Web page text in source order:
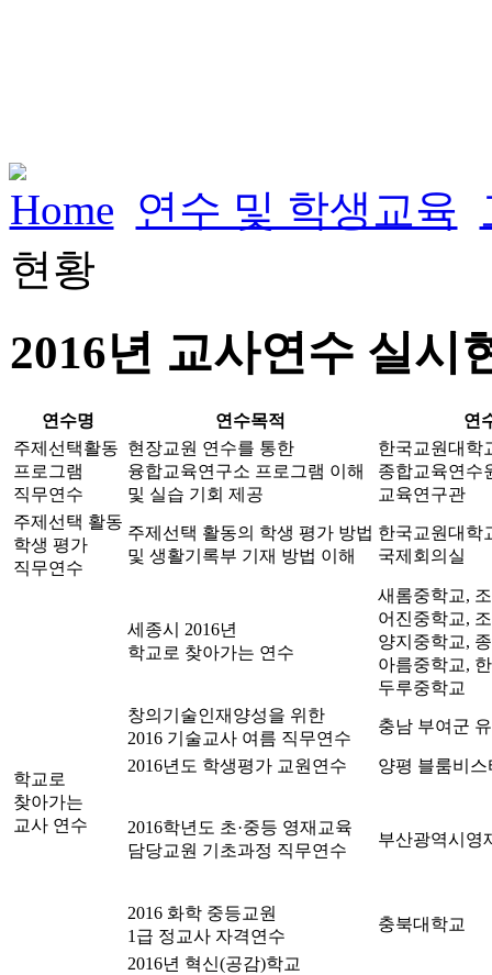
Home 연수 및 학생교육
현황
2016년 교사연수 실시
연수명 연수목적
연
주제선택활동
프로그램
직무연수
현장교원 연수를 통한
융합교육연구소 프로그램 이해
및 실습 기회 제공
한국교원대학
종합교육연수
교육연구관
주제선택 활동
학생 평가
직무연수
주제선택 활동의 학생 평가 방법
및 생활기록부 기재 방법 이해
한국교원대학
국제회의실
학교로
찾아가는
교사 연수
세종시 2016년
학교로 찾아가는 연수
새롬중학교,
어진중학교,
양지중학교,
아름중학교,
두루중학교
창의기술인재양성을 위한
2016 기술교사 여름 직무연수
충남 부여군
2016년도 학생평가 교원연수 양평 블룸비스
2016학년도 초·중등 영재교육
담당교원 기초과정 직무연수
부산광역시영
2016 화학 중등교원
1급 정교사 자격연수
충북대학교
2016년 혁신(공감)학교